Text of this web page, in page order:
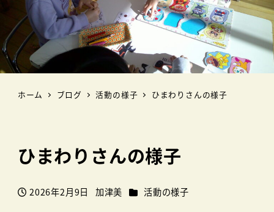
ホーム ブログ 活動の様子 ひまわりさんの様子
ひまわりさんの様子
投稿日
2026年2月9日
著
加津美 カテゴリー
活動の様子